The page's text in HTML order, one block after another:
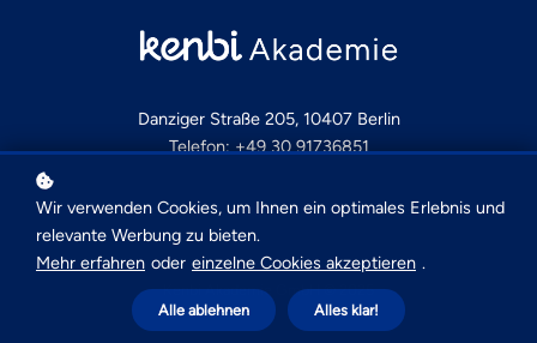
Danziger Straße 205, 10407 Berlin
Telefon: +49 30 91736851
Impressum | Datenschutz | AGBs
Kenbi Akademie GmbH © 2025
Wir verwenden Cookies, um Ihnen ein optimales Erlebnis und
relevante Werbung zu bieten.
Mehr erfahren oder einzelne Cookies akzeptieren .
Alle ablehnen Alles klar!